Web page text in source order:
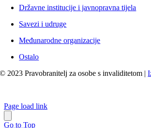
Državne institucije i javnopravna tijela
Savezi i udruge
Međunarodne organizacije
Ostalo
© 2023 Pravobranitelj za osobe s invaliditetom |
Page load link
Go to Top